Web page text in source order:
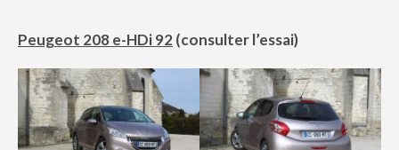
Peugeot 208 e-HDi 92(consulter l’essai)